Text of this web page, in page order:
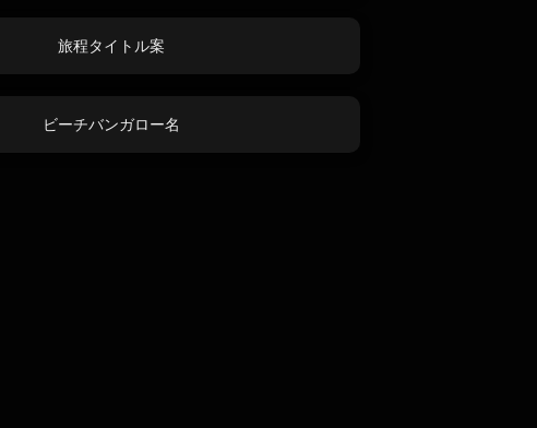
旅程タイトル案
ビーチバンガロー名